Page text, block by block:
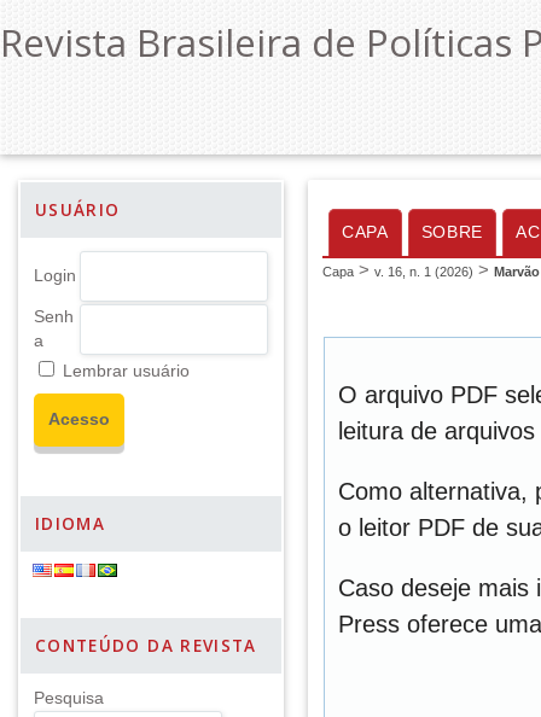
Revista Brasileira de Políticas
USUÁRIO
Login
Senh
a
Lembrar usuário
IDIOMA
CONTEÚDO DA REVISTA
Pesquisa
CAPA SOBRE
Capa > v. 16, n. 1 (2026) > Marvão
O arquivo PDF
leitura de
Como alternativa,
o leitor PDF de
Caso deseje mais
Press oferece